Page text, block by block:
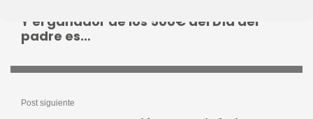
Y el ganador de los 500€ del Día del
padre es…
Post siguiente